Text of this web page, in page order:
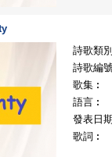
詩歌類
詩歌編
歌集︰
語言︰
發表日
歌詞︰